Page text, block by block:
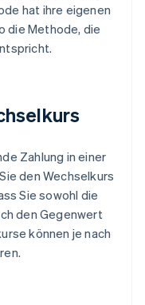
hat ihre eigenen
die Methode, die
Zahlung in einer
den Wechselkurs
Sie sowohl die
den Gegenwert
können je nach